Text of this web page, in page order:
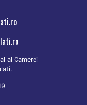
al Camerei